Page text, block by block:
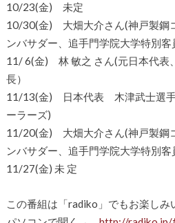
10/23(金) 未定
10/30(金) 大畑大介さん(神戸製鋼
ンバサダー、追手門学院大学特別客
11/ 6(金) 林 敏之 さん(元日本代表
長）
11/13(金) 日本代表 木津武士選手
ーラーズ)
11/20(金) 大畑大介さん(神戸製鋼
ンバサダー、追手門学院大学特別客
11/27(金) 未 定
この番組は「radiko」でもお楽しみ